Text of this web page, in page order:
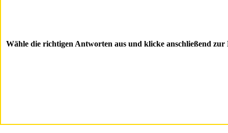
Wähle die richtigen Antworten aus und klicke anschließend